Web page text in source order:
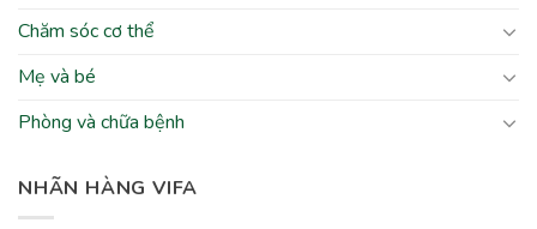
Chăm sóc cơ thể
Mẹ và bé
Phòng và chữa bệnh
NHÃN HÀNG VIFA